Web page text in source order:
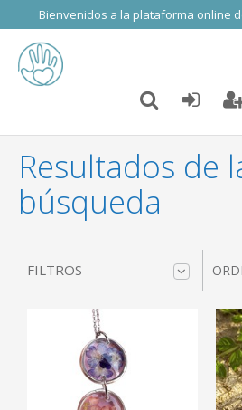
Bienvenidos a la plataforma online
Resultados de
búsqueda
FILTROS